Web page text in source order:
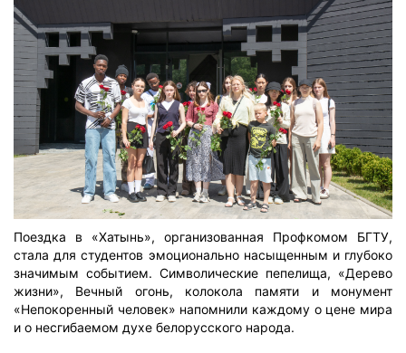
Поездка в «Хатынь», организованная Профкомом БГТУ,
стала для студентов эмоционально насыщенным и глубоко
значимым событием. Символические пепелища, «Дерево
жизни», Вечный огонь, колокола памяти и монумент
«Непокоренный человек» напомнили каждому о цене мира
и о несгибаемом духе белорусского народа.